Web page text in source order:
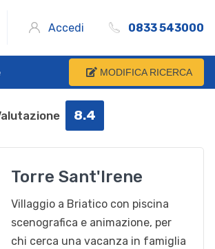
Accedi 0833 543000
MODIFICA RICERCA
8.4
Torre Sant'Irene
Villaggio a Briatico con piscina
scenografica e animazione, per
chi cerca una vacanza in famiglia